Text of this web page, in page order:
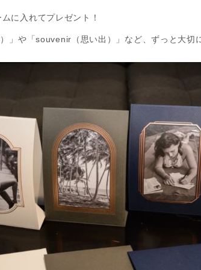
に入れてプレゼント！
」や「souvenir（思い出）」など、ずっと大切